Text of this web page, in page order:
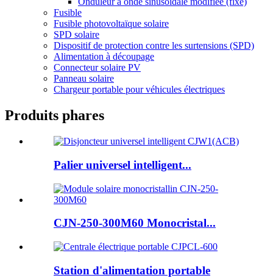
Fusible
Fusible photovoltaïque solaire
SPD solaire
Dispositif de protection contre les surtensions (SPD)
Alimentation à découpage
Connecteur solaire PV
Panneau solaire
Chargeur portable pour véhicules électriques
Produits phares
Palier universel intelligent...
CJN-250-300M60 Monocristal...
Station d'alimentation portable